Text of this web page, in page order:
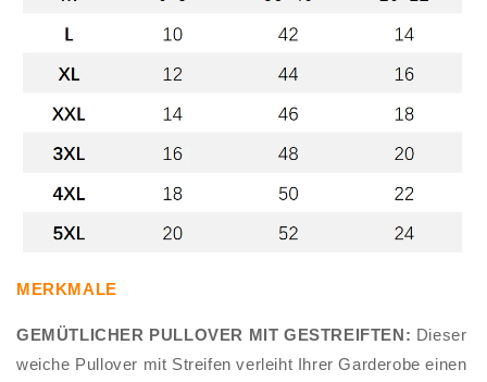
MERKMALE
GEMÜTLICHER PULLOVER MIT GESTREIFTEN: Dieser
weiche Pullover mit Streifen verleiht Ihrer Garderobe einen